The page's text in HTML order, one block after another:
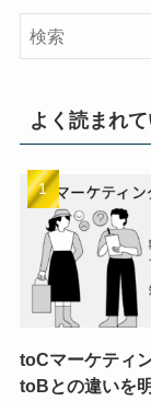
よく読まれ
toCマーケティ
toBとの違いを